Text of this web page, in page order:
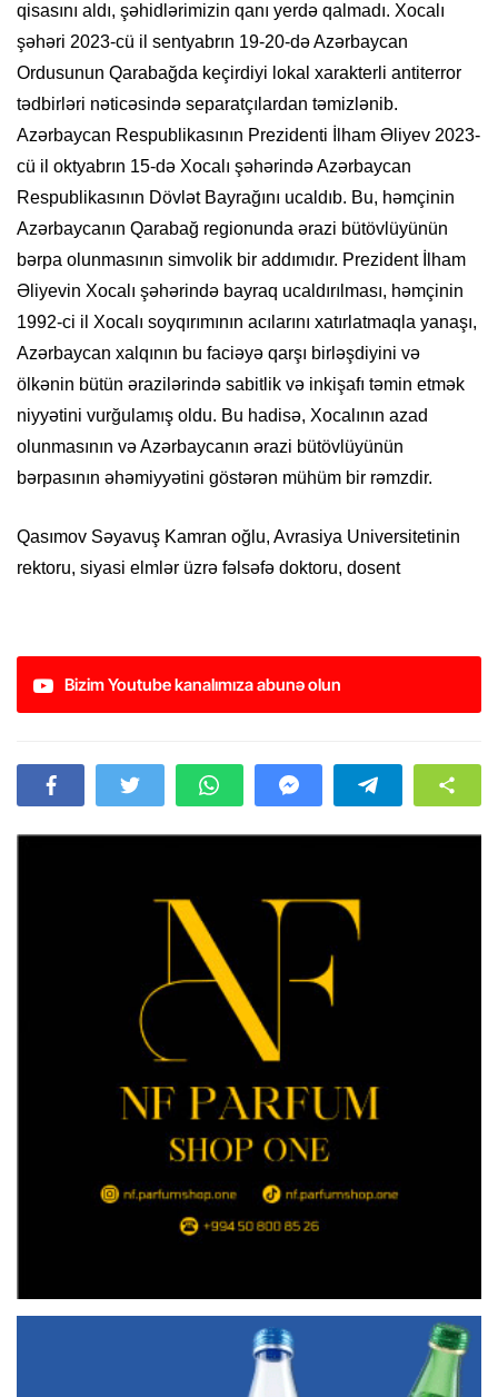
qisasını aldı, şəhidlərimizin qanı yerdə qalmadı. Xocalı
şəhəri 2023-cü il sentyabrın 19-20-də Azərbaycan
Ordusunun Qarabağda keçirdiyi lokal xarakterli antiterror
tədbirləri nəticəsində separatçılardan təmizlənib.
Azərbaycan Respublikasının Prezidenti İlham Əliyev 2023-
cü il oktyabrın 15-də Xocalı şəhərində Azərbaycan
Respublikasının Dövlət Bayrağını ucaldıb. Bu, həmçinin
Azərbaycanın Qarabağ regionunda ərazi bütövlüyünün
bərpa olunmasının simvolik bir addımıdır. Prezident İlham
Əliyevin Xocalı şəhərində bayraq ucaldırılması, həmçinin
1992-ci il Xocalı soyqırımının acılarını xatırlatmaqla yanaşı,
Azərbaycan xalqının bu faciəyə qarşı birləşdiyini və
ölkənin bütün ərazilərində sabitlik və inkişafı təmin etmək
niyyətini vurğulamış oldu. Bu hadisə, Xocalının azad
olunmasının və Azərbaycanın ərazi bütövlüyünün
bərpasının əhəmiyyətini göstərən mühüm bir rəmzdir.
Qasımov Səyavuş Kamran oğlu, Avrasiya Universitetinin
rektoru, siyasi elmlər üzrə fəlsəfə doktoru, dosent
Bizim Youtube kanalımıza abunə olun